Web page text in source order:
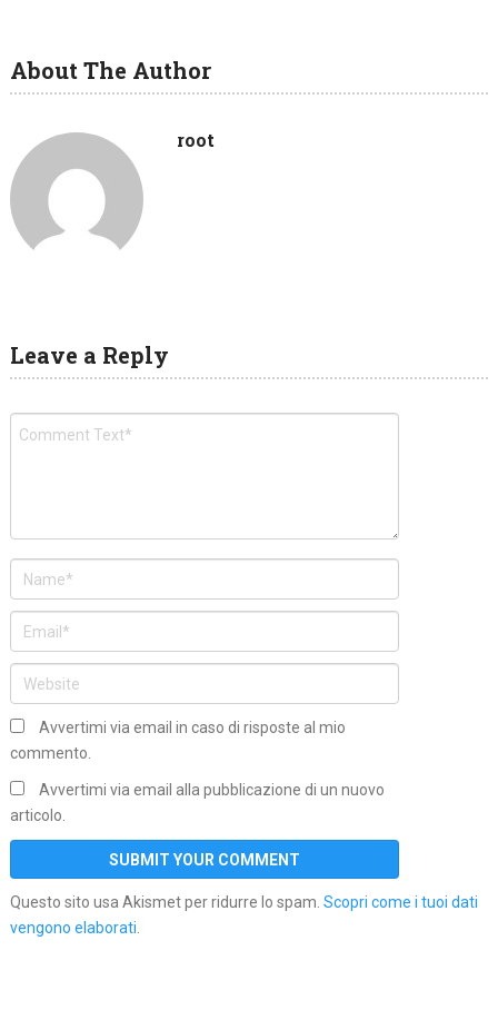
About The Author
root
Leave a Reply
Avvertimi via email in caso di risposte al mio
commento.
Avvertimi via email alla pubblicazione di un nuovo
articolo.
Questo sito usa Akismet per ridurre lo spam. Scopri come i tuoi dati
vengono elaborati.